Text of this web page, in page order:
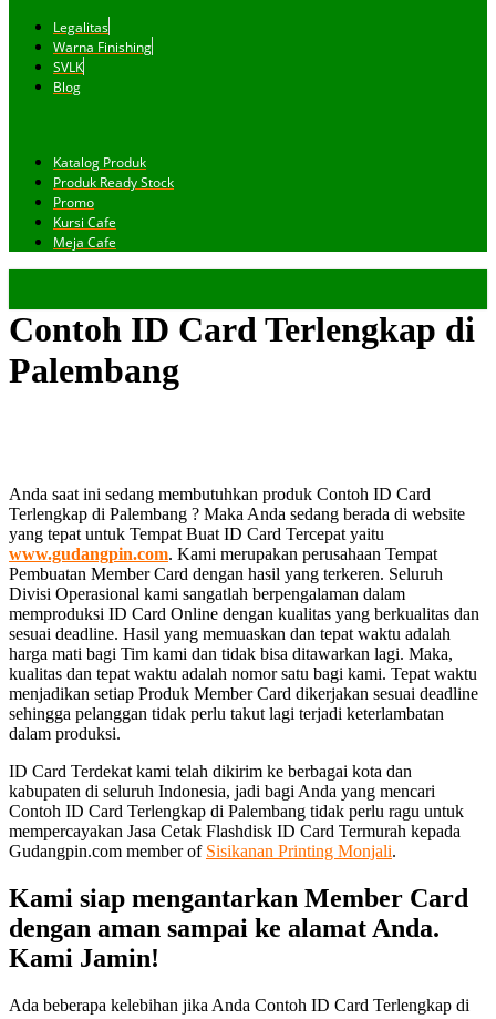
Legalitas
Warna Finishing
SVLK
Blog
Katalog Produk
Produk Ready Stock
Promo
Kursi Cafe
Meja Cafe
Contoh ID Card Terlengkap di
Palembang
Anda saat ini sedang membutuhkan produk Contoh ID Card
Terlengkap di Palembang ? Maka Anda sedang berada di website
yang tepat untuk Tempat Buat ID Card Tercepat yaitu
www.gudangpin.com. Kami merupakan perusahaan Tempat
Pembuatan Member Card dengan hasil yang terkeren. Seluruh
Divisi Operasional kami sangatlah berpengalaman dalam
memproduksi ID Card Online dengan kualitas yang berkualitas dan
sesuai deadline. Hasil yang memuaskan dan tepat waktu adalah
harga mati bagi Tim kami dan tidak bisa ditawarkan lagi. Maka,
kualitas dan tepat waktu adalah nomor satu bagi kami. Tepat waktu
menjadikan setiap Produk Member Card dikerjakan sesuai deadline
sehingga pelanggan tidak perlu takut lagi terjadi keterlambatan
dalam produksi.
ID Card Terdekat kami telah dikirim ke berbagai kota dan
kabupaten di seluruh Indonesia, jadi bagi Anda yang mencari
Contoh ID Card Terlengkap di Palembang tidak perlu ragu untuk
mempercayakan Jasa Cetak Flashdisk ID Card Termurah kepada
Gudangpin.com member of Sisikanan Printing Monjali.
Kami siap mengantarkan Member Card
dengan aman sampai ke alamat Anda.
Kami Jamin!
Ada beberapa kelebihan jika Anda Contoh ID Card Terlengkap di